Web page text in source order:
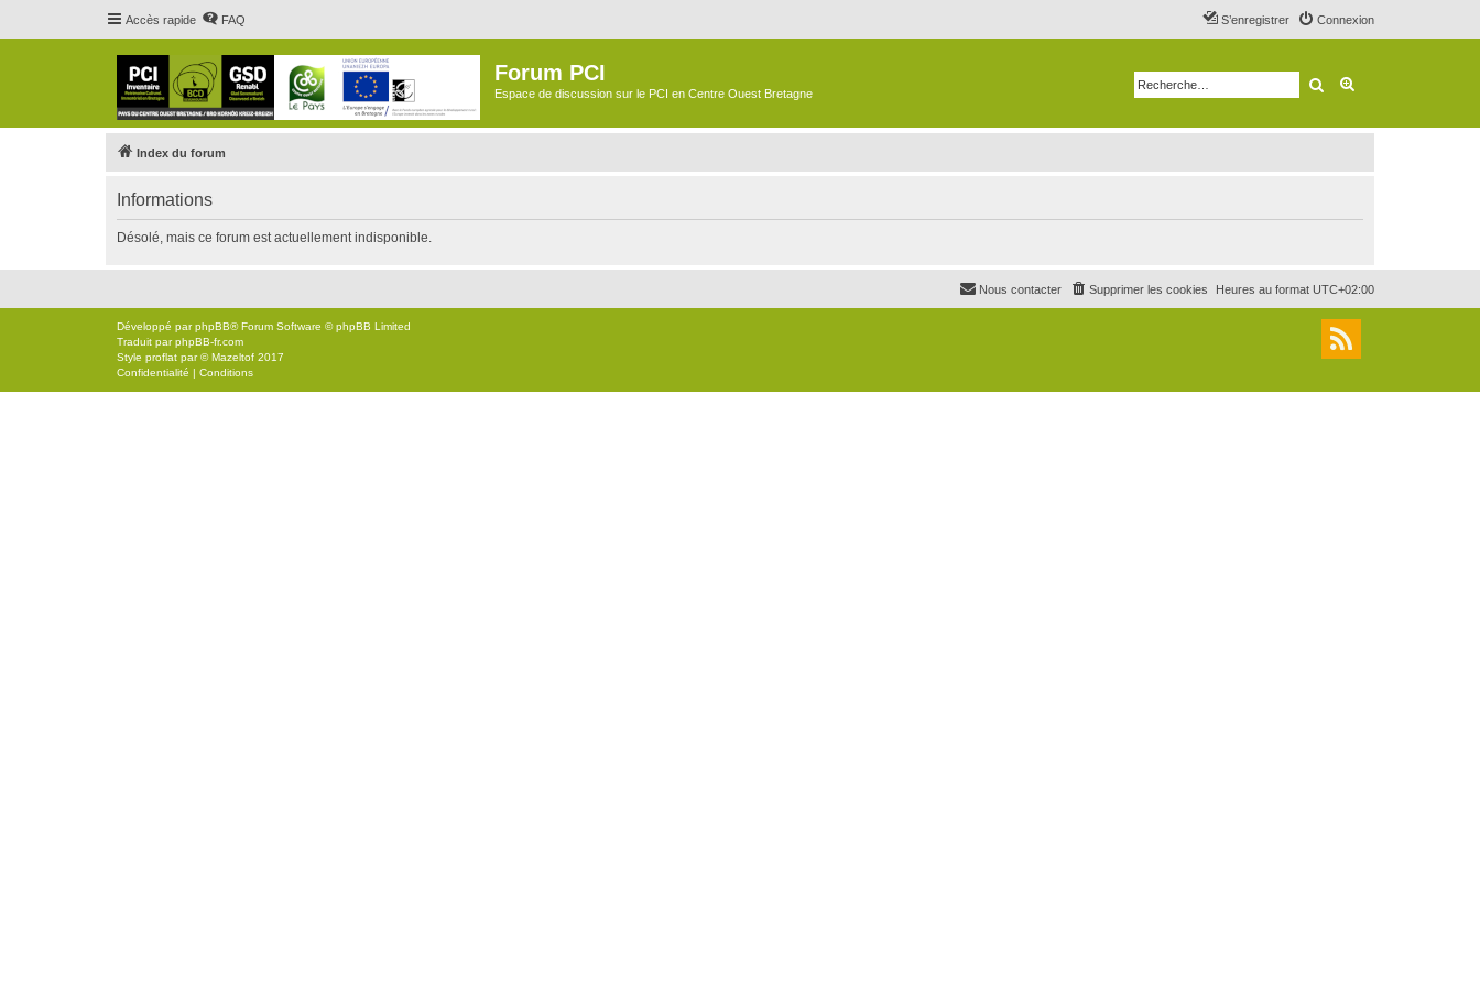
Accès rapide FAQ Connexion
S’enregistrer
Forum PCI
Espace de discussion sur le PCI en Centre Ouest Bretagne Rechercher
Index du forum
Informations
Désolé, mais ce forum est actuellement indisponible.
Heures au format UTC+02:00
Supprimer les cookies
Nous contacter
Développé parphpBB® Forum Software © phpBB Limited
Traduit parphpBB-fr.com
Style proflat par ©Mazeltof 2017
Confidentialité | Conditions